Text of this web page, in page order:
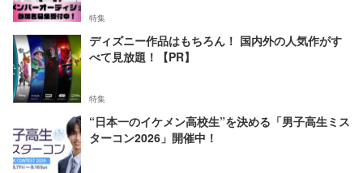
特集
ディズニー作品はもちろん！ 国内外の人気作がす
べて見放題！【PR】
特集
“日本一のイケメン高校生”を決める「男子高生ミス
ターコン2026」開催中！